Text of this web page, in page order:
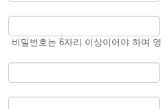
비밀번호는 6자리 이상이어야 하며